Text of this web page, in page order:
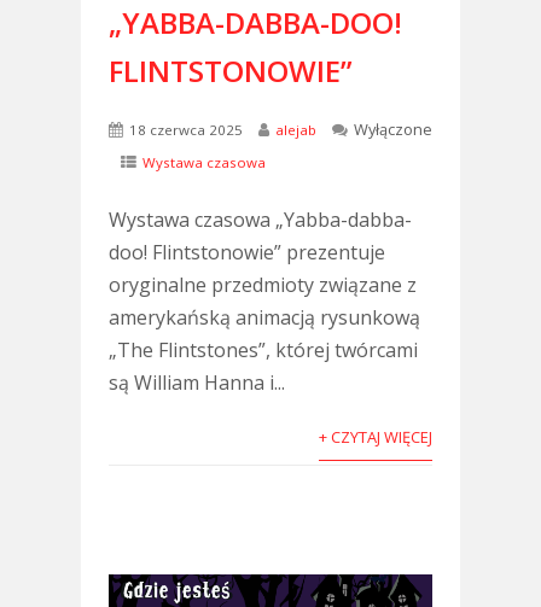
„YABBA-DABBA-DOO!
FLINTSTONOWIE”
18 czerwca 2025 alejab Wyłączone
Wystawa czasowa
Wystawa czasowa „Yabba-dabba-
doo! Flintstonowie” prezentuje
oryginalne przedmioty związane z
amerykańską animacją rysunkową
„The Flintstones”, której twórcami
są William Hanna i...
+ CZYTAJ WIĘCEJ